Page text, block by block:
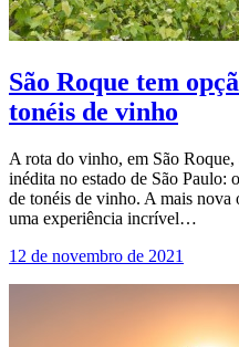
São Roque tem
tonéis de vinho
A rota do vinho, em São
inédita no estado de São Paulo:
de tonéis de vinho. A mais nova
uma experiência incrível…
12 de novembro de 2021